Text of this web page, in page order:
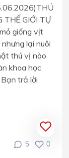
THẾ GIỚI TỰ
giống vịt
lại nuôi
thú vị nào
khoa học
trả lời
5 0